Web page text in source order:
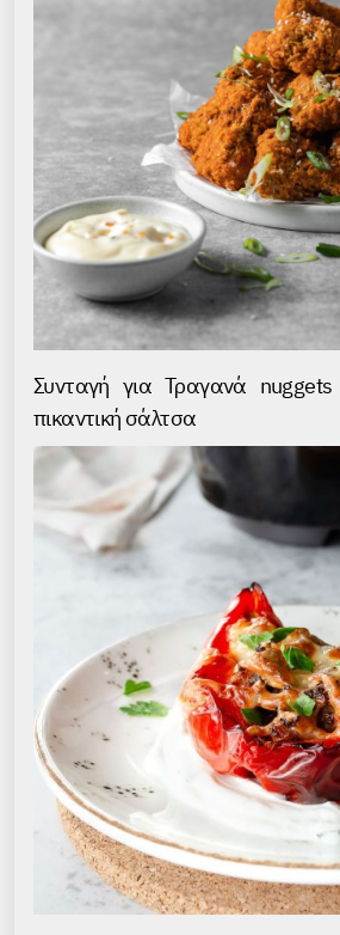
Συνταγή για Τραγανά nuggets
πικαντική σάλτσα